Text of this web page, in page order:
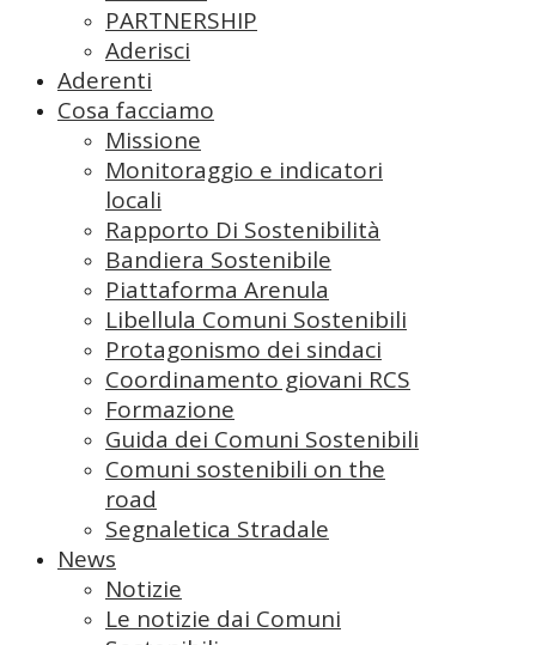
PARTNERSHIP
Aderisci
Aderenti
Cosa facciamo
Missione
Monitoraggio e indicatori
locali
Rapporto Di Sostenibilità
Bandiera Sostenibile
Piattaforma Arenula
Libellula Comuni Sostenibili
Protagonismo dei sindaci
Coordinamento giovani RCS
Formazione
Guida dei Comuni Sostenibili
Comuni sostenibili on the
road
Segnaletica Stradale
News
Notizie
Le notizie dai Comuni